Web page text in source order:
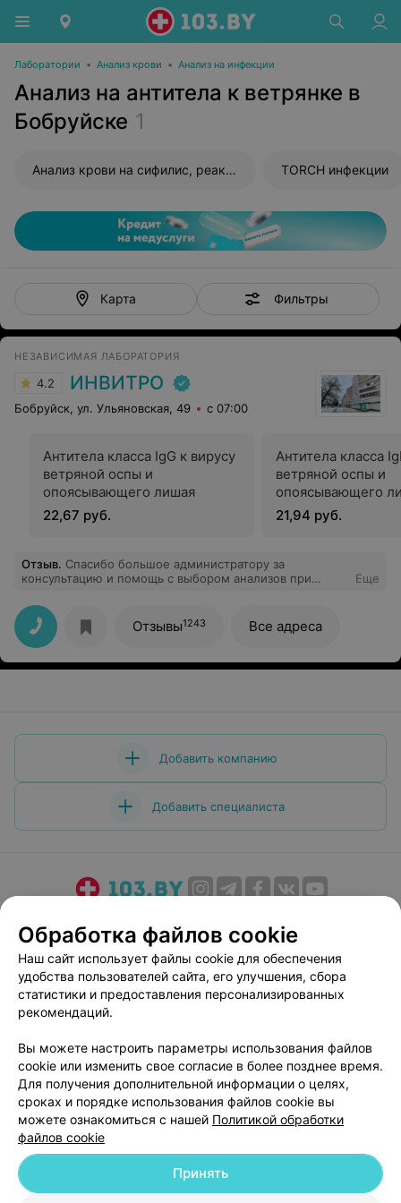
Лаборатории • Анализ крови • Анализ на инфекции
Анализ на антитела к ветрянке в
Бобруйске 1
Анализ крови на сифилис, реакция Вассермана (RW) TORCH инфекции
Карта Фильтры
НЕЗАВИСИМАЯ ЛАБОРАТОРИЯ
4.2 ИНВИТРО
Бобруйск, ул. Ульяновская, 49 с 07:00
Антитела класса IgG к вирусу
ветряной оспы и
опоясывающего лишая
22,67 руб.
Антитела класса
ветряной оспы и
опоясывающего
21,94 руб.
Отзыв. Спасибо большое администратору за
консультацию и помощь с выбором анализов при
было.
Еще
Отзывы1243 Все адреса
Добавить компанию
Добавить специалиста
Медицинский маркетинг
Публичный договор
Пользовательское соглашение
Способы оплаты
Вакансии
Партнеры
Написать руководителю 103.by
Персональные настройки cookie
Обработка персональных данных
Обработка файлов cookie
Наш сайт использует файлы cookie для обеспечения
удобства пользователей сайта, его улучшения, сбора
статистики и предоставления персонализированных
рекомендаций.
Вы можете настроить параметры использования файлов
cookie или изменить свое согласие в более позднее время.
Для получения дополнительной информации о целях,
сроках и порядке использования файлов cookie вы
можете ознакомиться с нашей Политикой обработки
файлов cookie
Принять